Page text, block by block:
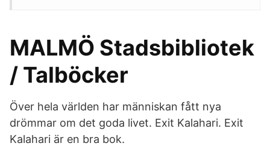
MALMÖ Stadsbibliotek
/ Talböcker
Över hela världen har människan fått nya
drömmar om det goda livet. Exit Kalahari. Exit
Kalahari är en bra bok.